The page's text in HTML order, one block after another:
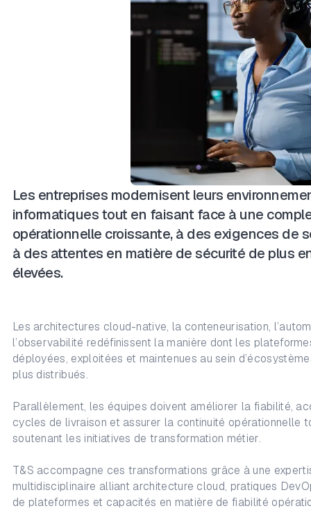
Les entreprises modernisent leurs
informatiques tout en faisant face à une
opérationnelle croissante, à des exigences de
à des attentes en matière de sécurité de plus
élevées.
Les architectures cloud-native, la conteneurisation,
l’observabilité redéfinissent la manière dont les
déployées, exploitées et maintenues au sein
plus distribués.
Parallèlement, les équipes doivent améliorer la fiabilité,
cycles de livraison et assurer la continuité opérationnelle
soutenant les initiatives de transformation métier.
T&S accompagne ces transformations grâce à une
multidisciplinaire alliant architecture cloud, pratiques
de plateformes et capacités en matière de fiabilité